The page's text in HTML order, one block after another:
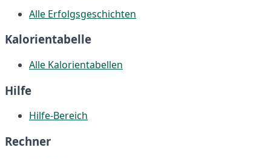
Alle Erfolgsgeschichten
Kalorientabelle
Alle Kalorientabellen
Hilfe
Hilfe-Bereich
Rechner